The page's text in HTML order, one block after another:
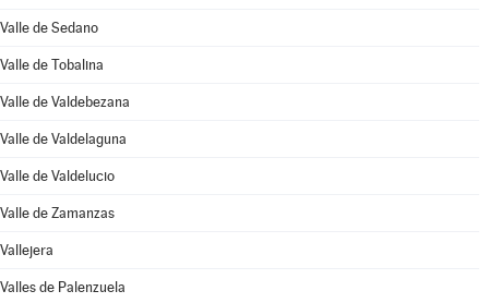
Valle de Sedano
Valle de Tobalina
Valle de Valdebezana
Valle de Valdelaguna
Valle de Valdelucio
Valle de Zamanzas
Vallejera
Valles de Palenzuela